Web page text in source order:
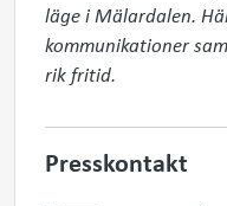
läge i Mälardalen.
kommunikationer
rik fritid.
Presskontakt